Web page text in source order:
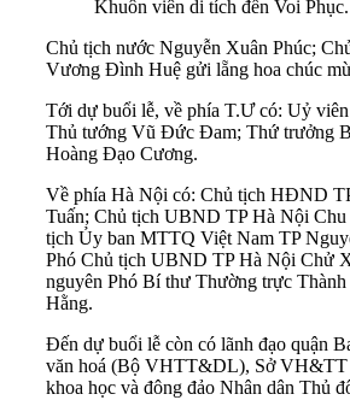
Khuôn viên di tích đền Voi Phục.
Chủ tịch nước Nguyễn Xuân Phúc;
Vương Đình Huệ gửi lẵng hoa chúc
Tới dự buổi lễ, về phía T.Ư có: Uỷ
Thủ tướng Vũ Đức Đam; Thứ trưởng
Hoàng Đạo Cương.
Về phía Hà Nội có: Chủ tịch HĐND
Tuấn; Chủ tịch UBND TP Hà Nội
tịch Ủy ban MTTQ Việt Nam TP
Phó Chủ tịch UBND TP Hà Nội Chử
nguyên Phó Bí thư Thường trực
Hằng.
Đến dự buổi lễ còn có lãnh đạo quận
văn hoá (Bộ VHTT&DL), Sở VH&TT
khoa học và đông đảo Nhân dân Thủ